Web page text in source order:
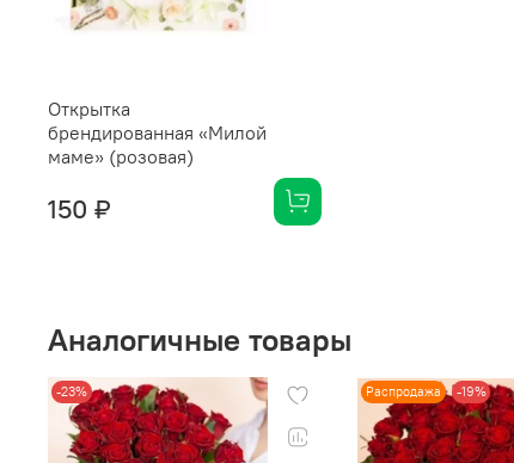
Открытка
брендированная «Милой
маме» (розовая)
150 ₽
Аналогичные товары
-23% Распродажа -19%